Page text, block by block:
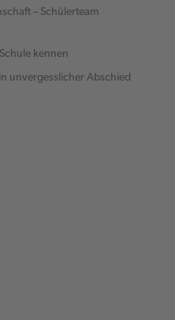
– Schülerteam
kennen
unvergesslicher Abschied